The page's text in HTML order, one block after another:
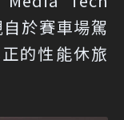
於賽車場駕
的性能休旅